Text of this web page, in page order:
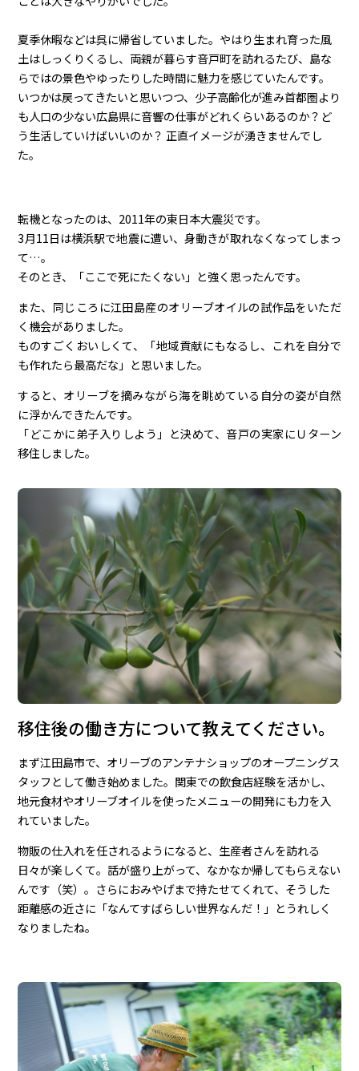
夏季休暇などは呉に帰省していました。やはり生まれ育った風
土はしっくりくるし、両親が暮らす音戸町を訪れるたび、島な
らではの景色やゆったりした時間に魅力を感じていたんです。
いつかは戻ってきたいと思いつつ、少子高齢化が進み首都圏より
も人口の少ない広島県に音響の仕事がどれくらいあるのか？ど
う生活していけばいいのか？ 正直イメージが湧きませんでし
た。
転機となったのは、2011年の東日本大震災です。
3月11日は横浜駅で地震に遭い、身動きが取れなくなってしまっ
て…。
そのとき、「ここで死にたくない」と強く思ったんです。
また、同じころに江田島産のオリーブオイルの試作品をいただ
く機会がありました。
ものすごくおいしくて、「地域貢献にもなるし、これを自分で
も作れたら最高だな」と思いました。
すると、オリーブを摘みながら海を眺めている自分の姿が自然
に浮かんできたんです。
「どこかに弟子入りしよう」と決めて、音戸の実家にＵターン
移住しました。
移住後の働き方について教えてください。
まず江田島市で、オリーブのアンテナショップのオープニングス
タッフとして働き始めました。関東での飲食店経験を活かし、
地元食材やオリーブオイルを使ったメニューの開発にも力を入
れていました。
物販の仕入れを任されるようになると、生産者さんを訪れる
日々が楽しくて。話が盛り上がって、なかなか帰してもらえない
んです（笑）。さらにおみやげまで持たせてくれて、そうした
距離感の近さに「なんてすばらしい世界なんだ！」とうれしく
なりましたね。